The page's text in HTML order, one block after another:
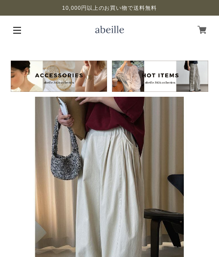
10,000円以上のお買い物で送料無料